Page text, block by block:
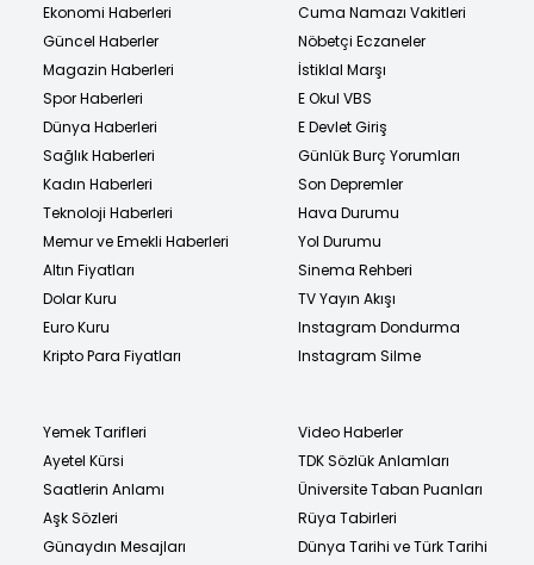
Ekonomi Haberleri
Güncel Haberler
Magazin Haberleri
Spor Haberleri
Dünya Haberleri
Sağlık Haberleri
Kadın Haberleri
Teknoloji Haberleri
Memur ve Emekli Haberleri
Altın Fiyatları
Dolar Kuru
Euro Kuru
Kripto Para Fiyatları
Cuma Namazı Vakitleri
Nöbetçi Eczaneler
İstiklal Marşı
E Okul VBS
E Devlet Giriş
Günlük Burç Yorumları
Son Depremler
Hava Durumu
Yol Durumu
Sinema Rehberi
TV Yayın Akışı
Instagram Dondurma
Instagram Silme
Yemek Tarifleri
Ayetel Kürsi
Saatlerin Anlamı
Aşk Sözleri
Günaydın Mesajları
Video Haberler
TDK Sözlük Anlamları
Üniversite Taban Puanları
Rüya Tabirleri
Dünya Tarihi ve Türk Tarihi